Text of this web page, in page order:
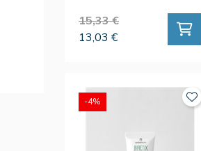
15,33 €
13,03 €
-4%